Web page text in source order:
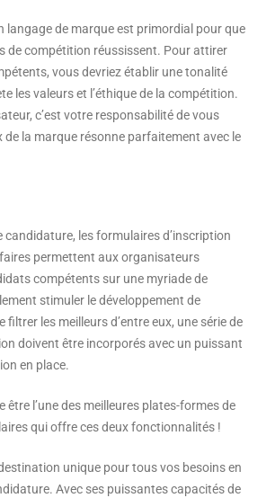
langage de marque est primordial pour que
de compétition réussissent. Pour attirer
vous devriez établir une tonalité
les valeurs et l’éthique de la compétition.
c’est votre responsabilité de vous
de la marque résonne parfaitement avec le
candidature, les formulaires d’inscription
permettent aux organisateurs
compétents sur une myriade de
stimuler le développement de
filtrer les meilleurs d’entre eux, une série de
doivent être incorporés avec un puissant
en place.
être l’une des meilleures plates-formes de
qui offre ces deux fonctionnalités !
unique pour tous vos besoins en
Avec ses puissantes capacités de